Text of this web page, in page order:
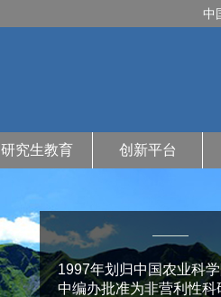
中
研究生教育 创新平台
1997年划归中国农业科
中编办批准为非营利性科